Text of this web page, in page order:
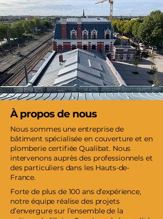
À propos de nous
Nous sommes une entreprise de
bâtiment spécialisée en couverture et en
plomberie certifiée Qualibat. Nous
intervenons auprès des professionnels et
des particuliers dans les Hauts-de-
France.
Forte de plus de 100 ans d’expérience,
notre équipe réalise des projets
d’envergure sur l’ensemble de la